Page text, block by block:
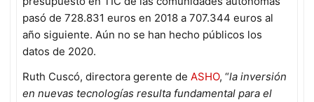
pasó de 728.831 euros en 2018 a 707.344 euros al
año siguiente. Aún no se han hecho públicos los
datos de 2020.
Ruth Cuscó, directora gerente de ASHO, “la inversión
en nuevas tecnologías resulta fundamental para el